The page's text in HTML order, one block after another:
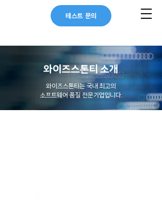
테스트 문의
와이즈스톤티 소개
와이즈스톤티는 국내 최고의
소프트웨어 품질 전문기업입니다.